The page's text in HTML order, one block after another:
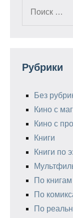
Рубрики
Без
Кино с
Кино с
Книги
Книги по
По книгам
По
По